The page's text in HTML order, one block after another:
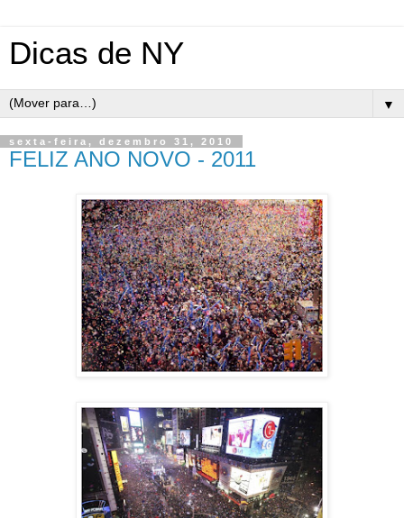
Dicas de NY
▼
sexta-feira, dezembro 31, 2010
FELIZ ANO NOVO - 2011